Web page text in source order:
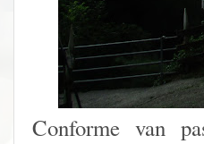
Conforme van